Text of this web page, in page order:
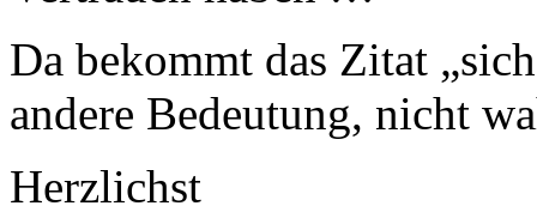
Da bekommt das Zitat
andere Bedeutung, nicht
Herzlichst